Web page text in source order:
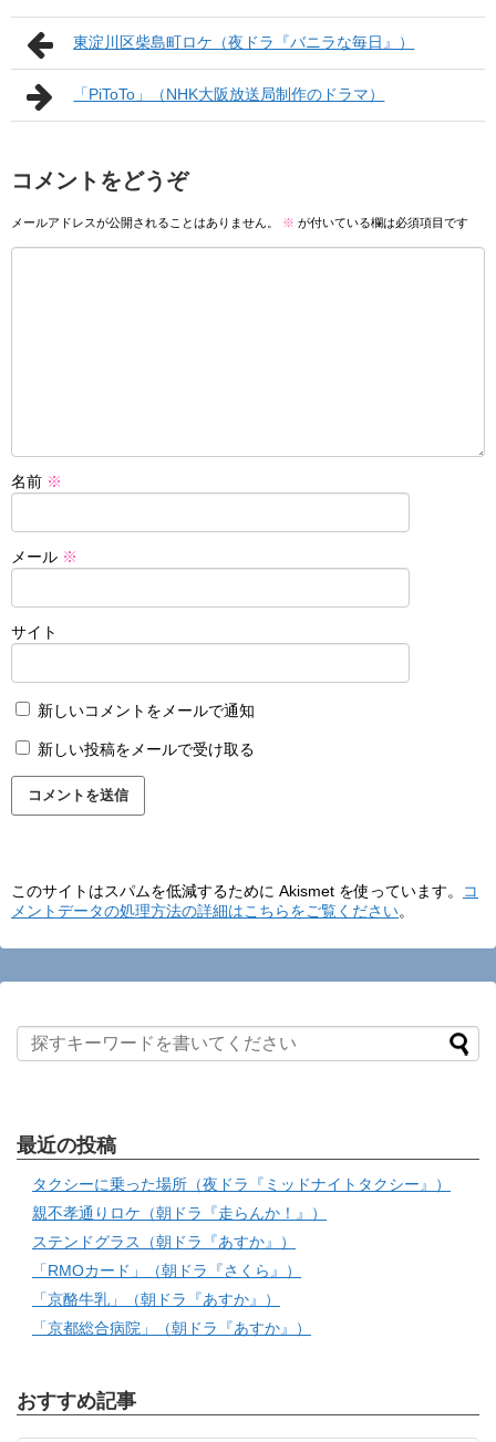
東淀川区柴島町ロケ（夜ドラ『バニラな毎日』）
「PiToTo」（NHK大阪放送局制作のドラマ）
コメントをどうぞ
メールアドレスが公開されることはありません。 ※ が付いている欄は必須項目です
名前 ※
メール ※
サイト
新しいコメントをメールで通知
新しい投稿をメールで受け取る
このサイトはスパムを低減するために Akismet を使っています。
コ
メントデータの処理方法の詳細はこちらをご覧ください。
最近の投稿
タクシーに乗った場所（夜ドラ『ミッドナイトタクシー』）
親不孝通りロケ（朝ドラ『走らんか！』）
ステンドグラス（朝ドラ『あすか』）
「RMOカード」（朝ドラ『さくら』）
「京酪牛乳」（朝ドラ『あすか』）
「京都総合病院」（朝ドラ『あすか』）
おすすめ記事